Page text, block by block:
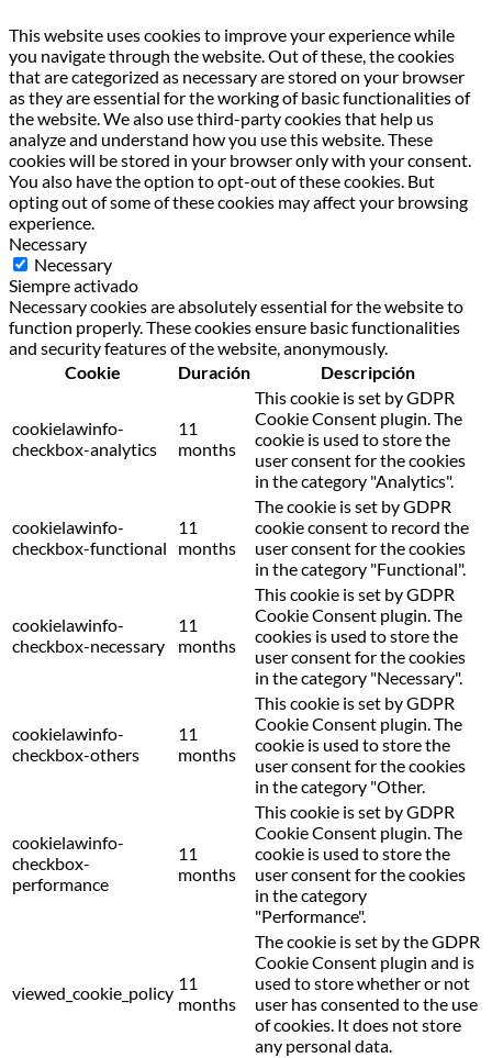
This website uses cookies to improve your experience while
you navigate through the website. Out of these, the cookies
that are categorized as necessary are stored on your browser
as they are essential for the working of basic functionalities of
the website. We also use third-party cookies that help us
analyze and understand how you use this website. These
cookies will be stored in your browser only with your consent.
You also have the option to opt-out of these cookies. But
opting out of some of these cookies may affect your browsing
experience.
Necessary
Necessary
Siempre activado
Necessary cookies are absolutely essential for the website to
function properly. These cookies ensure basic functionalities
and security features of the website, anonymously.
Cookie
Duración Descripción
cookielawinfo-
checkbox-analytics
11
months
This cookie is set by GDPR
Cookie Consent plugin. The
cookie is used to store the
user consent for the cookies
in the category "Analytics".
cookielawinfo-
checkbox-functional
11
months
The cookie is set by GDPR
cookie consent to record the
user consent for the cookies
in the category "Functional".
cookielawinfo-
checkbox-necessary
11
months
This cookie is set by GDPR
Cookie Consent plugin. The
cookies is used to store the
user consent for the cookies
in the category "Necessary".
cookielawinfo-
checkbox-others
11
months
This cookie is set by GDPR
Cookie Consent plugin. The
cookie is used to store the
user consent for the cookies
in the category "Other.
cookielawinfo-
checkbox-
performance
11
months
This cookie is set by GDPR
Cookie Consent plugin. The
cookie is used to store the
user consent for the cookies
in the category
"Performance".
viewed_cookie_policy 11
months
The cookie is set by the GDPR
Cookie Consent plugin and is
used to store whether or not
user has consented to the use
of cookies. It does not store
any personal data.